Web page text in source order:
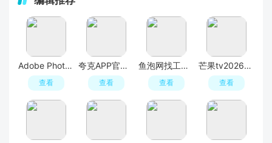
Adobe Photoshop 2021中文破解版
查看
夸克APP官方正版最新版本
查看
鱼泡网找工作app最新版(鱼泡直聘)
查看
芒果tv2026最新版
查看